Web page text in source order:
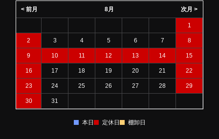
8月
< 前月 次月 >
1
2 3 4 5 6 7 8
9 10 11 12 13 14 15
16 17 18 19 20 21 22
23 24 25 26 27 28 29
30 31
本日 定休日 棚卸日